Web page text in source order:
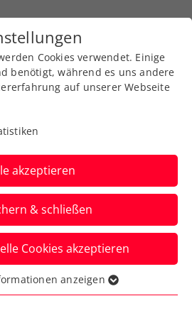
Partnerschaft
Ladies Linz und
setzen ihre
fort.
/ Redaktion, 12.12.2024
Cookies verwendet. Einige
benötigt, während es uns andere
auf unserer Webseite
akzeptieren
& schließen
Cookies akzeptieren
für grundlegende
anzeigen